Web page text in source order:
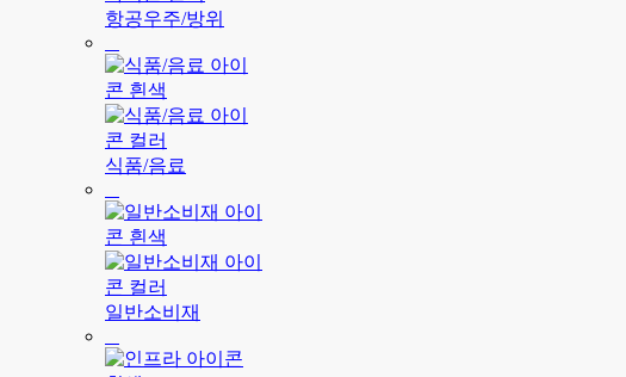
항공우주/방위
식품/음료
일반소비재